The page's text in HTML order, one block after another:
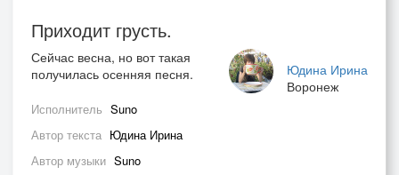
Приходит грусть.
Юдина Ирина
Воронеж
Сейчас весна, но вот такая
получилась осенняя песня.
Исполнитель Suno
Автор текста Юдина Ирина
Автор музыки Suno